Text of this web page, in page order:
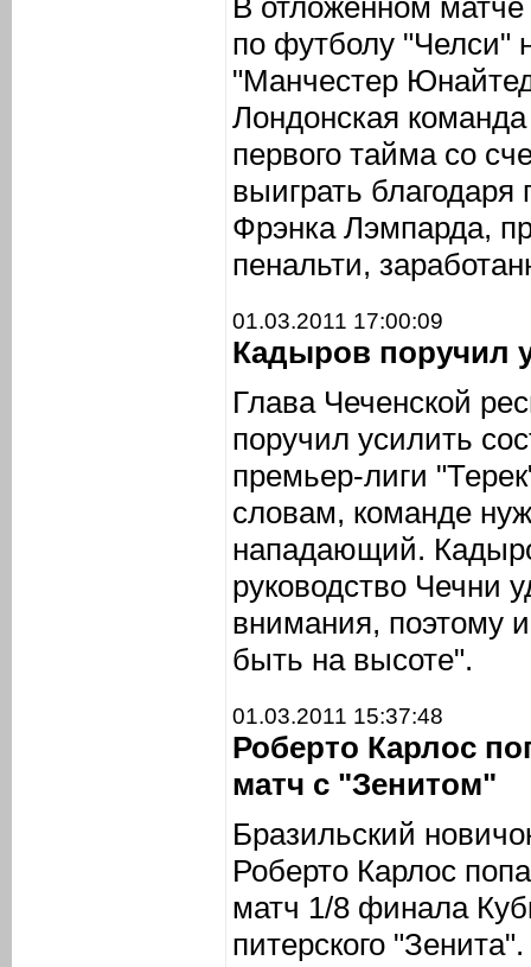
В отложенном
по футболу "Челси"
"Манчестер
Лондонская
первого тайма со
выиграть
Фрэнка Лэмпарда,
пенальти,
01.03.2011 17:00:09
Кадыров поручил
Глава Чеченской
поручил усилить
премьер-лиги
словам, команде
нападающий.
руководство Чечни
внимания, поэтому
быть на высоте".
01.03.2011 15:37:48
Роберто Карлос
матч с "Зенитом"
Бразильский
Роберто Карлос
матч 1/8 финала
питерского